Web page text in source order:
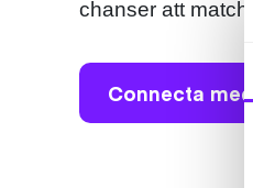
chanser att
Connecta